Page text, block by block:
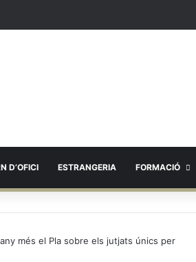
D’OFICI ESTRANGERIA FORMACIÓ
més el Pla sobre els jutjats únics per